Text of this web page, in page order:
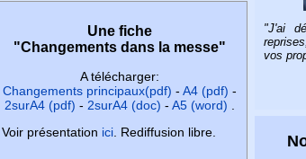
Une fiche
"Changements dans la messe"
A télécharger:
Changements principaux(pdf) - A4 (pdf) -
2surA4 (pdf) - 2surA4 (doc) - A5 (word)
Voir présentation ici . Rediffusion libre.
"J'ai
vos